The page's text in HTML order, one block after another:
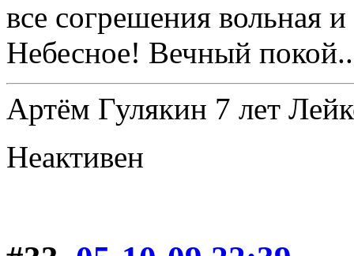
все согрешения вольная
Небесное! Вечный
Артём Гулякин 7 лет
Неактивен